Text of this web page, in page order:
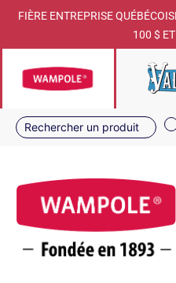
FIÈRE ENTREPRISE
100 $